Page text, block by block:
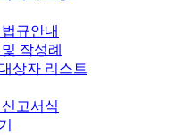
규안내
작성례
상자 리스트
고서식